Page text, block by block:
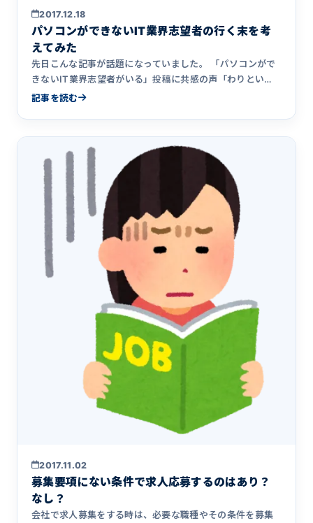
2017.12.18
パソコンができないIT業界志望者の行く末を考
えてみた
先日こんな記事が話題になっていました。 「パソコンがで
きないIT業界志望者がいる」投稿に共感の声「わりとい
る」「憧れと適&hellip;
記事を読む
2017.11.02
募集要項にない条件で求人応募するのはあり？
なし？
会社で求人募集をする時は、必要な職種やその条件を募集